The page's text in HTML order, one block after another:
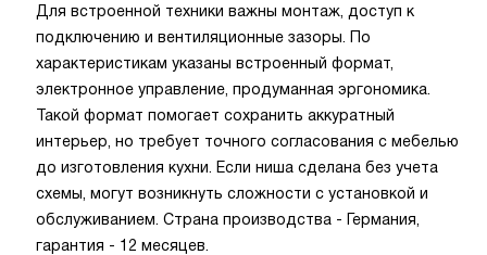
Для встроенной техники важны монтаж, доступ к
подключению и вентиляционные зазоры. По
характеристикам указаны встроенный формат,
электронное управление, продуманная эргономика.
Такой формат помогает сохранить аккуратный
интерьер, но требует точного согласования с мебелью
до изготовления кухни. Если ниша сделана без учета
схемы, могут возникнуть сложности с установкой и
обслуживанием. Страна производства - Германия,
гарантия - 12 месяцев.